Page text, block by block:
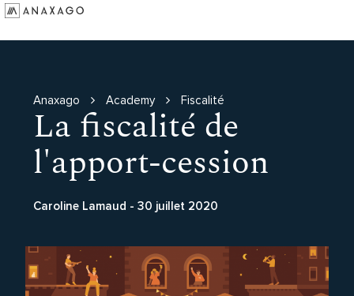
Ressources
Anaxago Academy Fiscalité
La fiscalité de
l'apport-cession
Caroline Lamaud - 30 juillet 2020